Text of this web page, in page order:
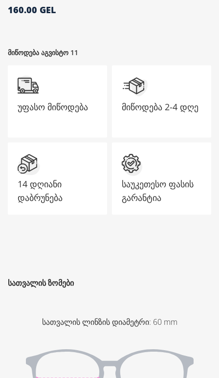
160.00 GEL
მიწოდება აგვისტო 11
უფასო მიწოდება
14 დღიანი
დაბრუნება
მიწოდება 2-4 დღე
საუკეთესო ფასის
გარანტია
ᲡᲐᲗᲕᲐᲚᲘᲡ ᲖᲝᲛᲔᲑᲘ
სათვალის ლინზის დიამეტრი: 60 mm